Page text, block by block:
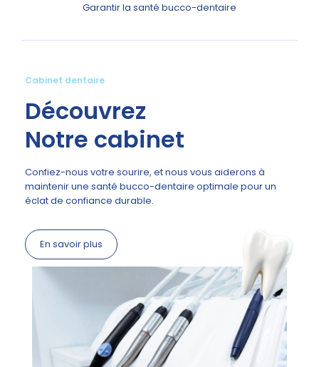
Garantir la santé bucco-dentaire
Cabinet dentaire
Découvrez
Notre cabinet
Confiez-nous votre sourire, et nous vous aiderons à
maintenir une santé bucco-dentaire optimale pour un
éclat de confiance durable.
En savoir plus